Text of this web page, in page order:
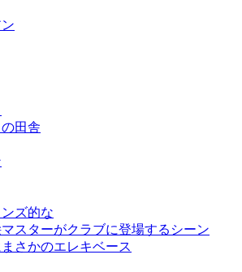
田舎
ズ的な
マスターがクラブに登場するシーン
さかのエレキベース